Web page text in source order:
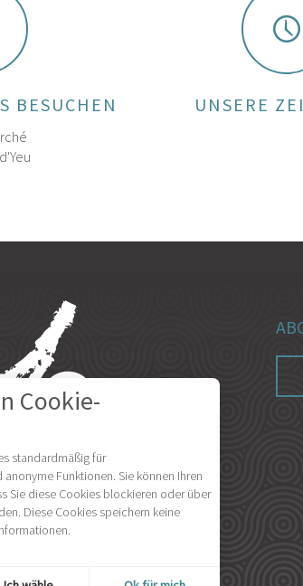
BESUCHEN UNSERE
Cookie-
standardmäßig für
Funktionen. Sie können Ihren
Sie diese Cookies blockieren oder über
Diese Cookies speichern keine